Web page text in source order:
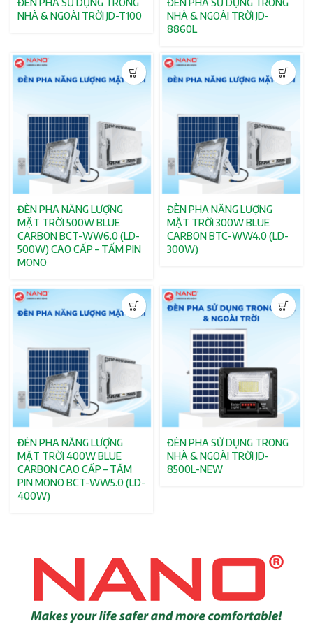
ĐÈN PHA SỬ DỤNG TRONG
NHÀ & NGOÀI TRỜI JD-T100
ĐÈN PHA SỬ DỤNG TRONG
NHÀ & NGOÀI TRỜI JD-
8860L
ĐÈN PHA NĂNG LƯỢNG
MẶT TRỜI 500W BLUE
CARBON BCT-WW6.0 (LD-
500W) CAO CẤP – TẤM PIN
MONO
ĐÈN PHA NĂNG LƯỢNG
MẶT TRỜI 300W BLUE
CARBON BTC-WW4.0 (LD-
300W)
ĐÈN PHA NĂNG LƯỢNG
MẶT TRỜI 400W BLUE
CARBON CAO CẤP – TẤM
PIN MONO BCT-WW5.0 (LD-
400W)
ĐÈN PHA SỬ DỤNG TRONG
NHÀ & NGOÀI TRỜI JD-
8500L-NEW